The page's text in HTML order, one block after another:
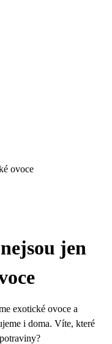
ovoce
jen
exotické ovoce a
i doma. Víte, které